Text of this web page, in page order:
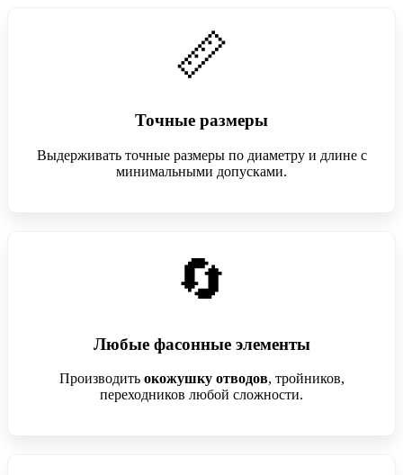
📏
Точные размеры
Выдерживать точные размеры по диаметру и длине с
минимальными допусками.
🔄
Любые фасонные элементы
Производить окожушку отводов, тройников,
переходников любой сложности.